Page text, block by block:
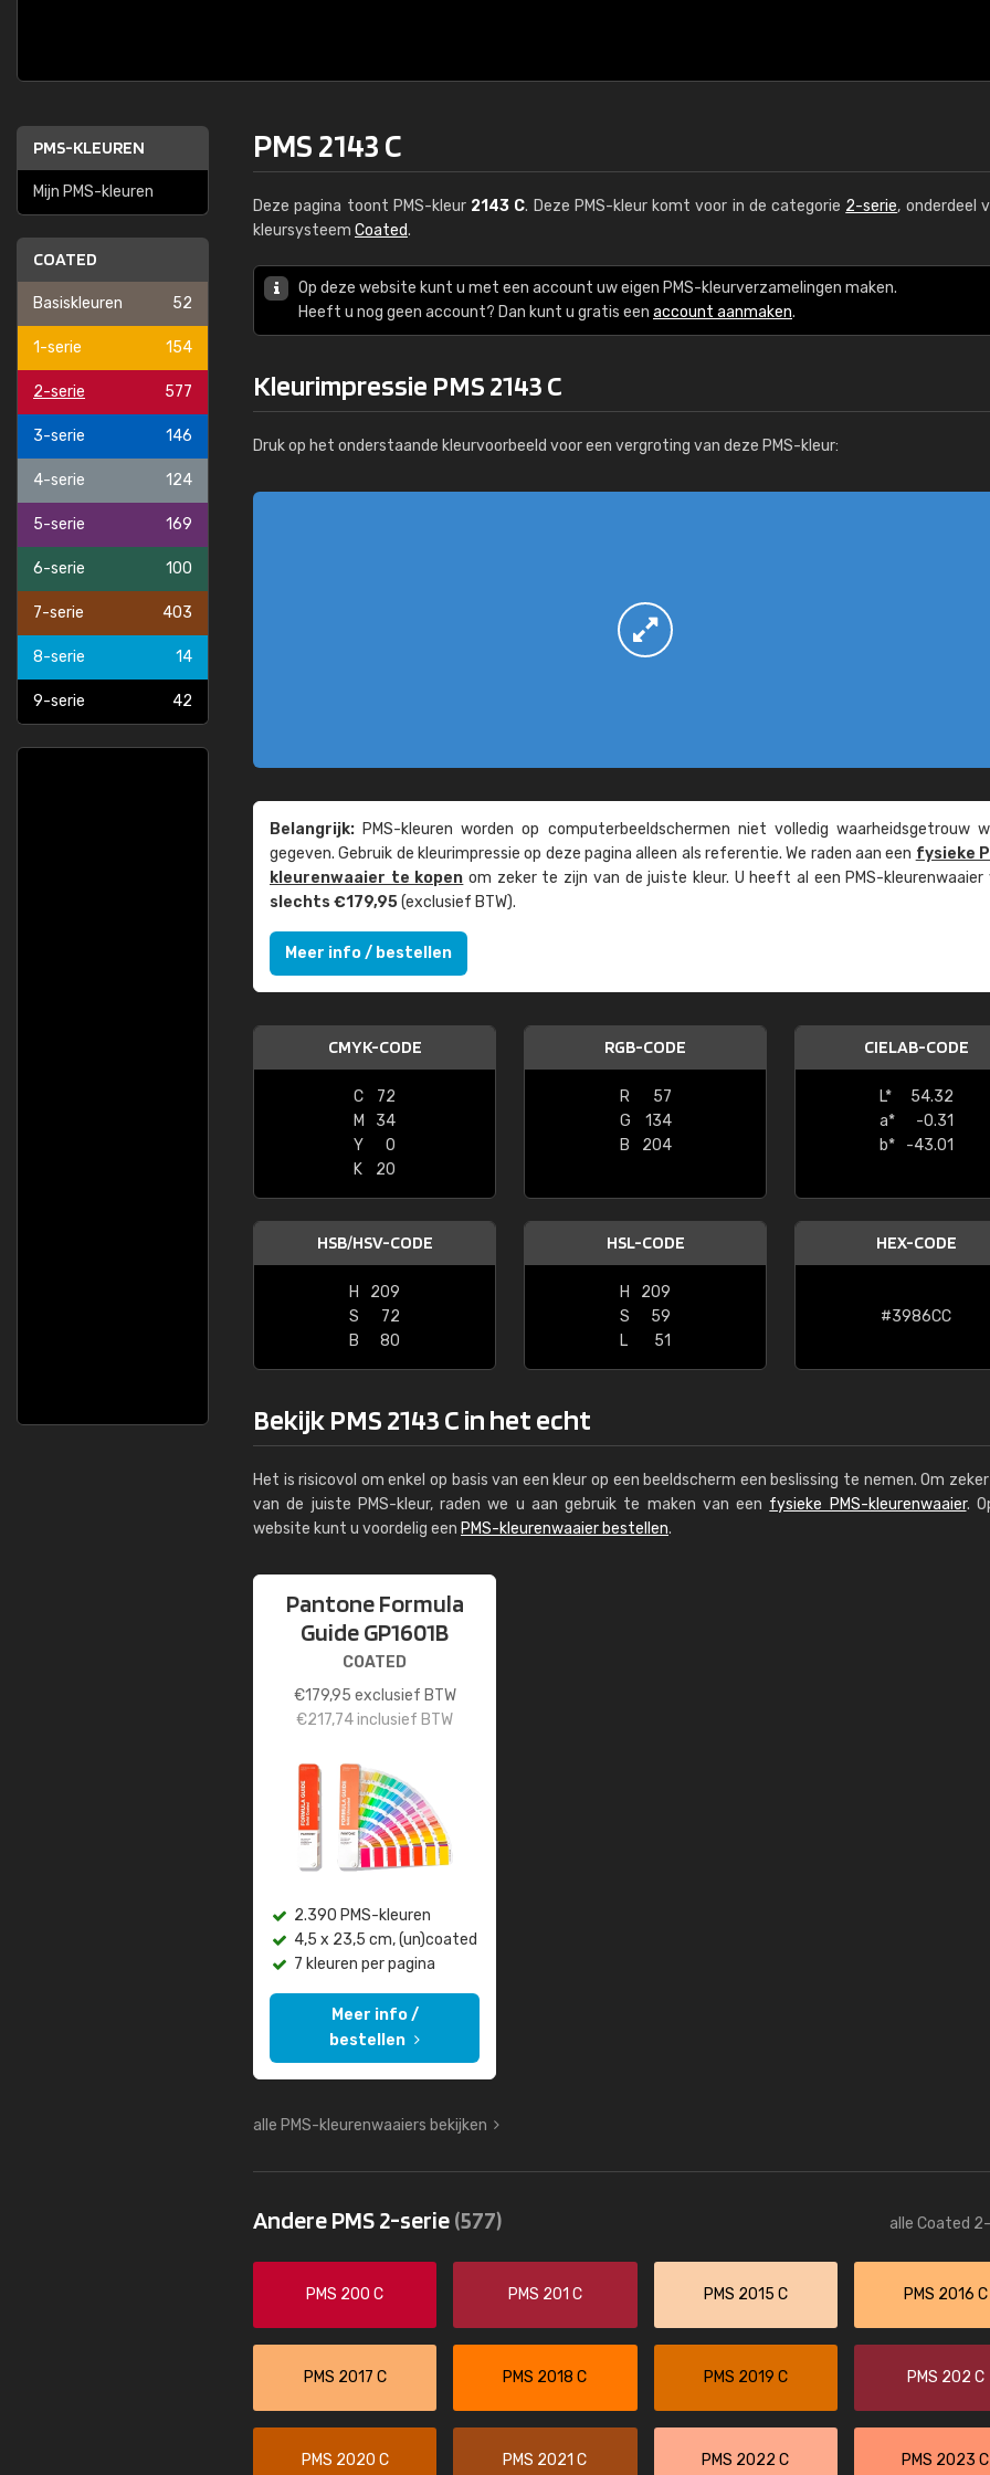
PMS-KLEUREN
Mijn PMS-kleuren
COATED
Basiskleuren 52
1-serie 154
2-serie 577
3-serie 146
4-serie 124
5-serie 169
6-serie 100
7-serie 403
8-serie 14
9-serie 42
PMS 2143 C
Deze pagina toont PMS-kleur 2143 C. Deze PMS-kleur komt voor in de categorie 2-serie, onderdeel
kleursysteem Coated.
Op deze website kunt u met een account uw eigen PMS-kleurverzamelingen maken.
Heeft u nog geen account? Dan kunt u gratis een account aanmaken.
Kleurimpressie PMS 2143 C
Druk op het onderstaande kleurvoorbeeld voor een vergroting van deze PMS-kleur:
Belangrijk: PMS-kleuren worden op computer­beeld­schermen niet volledig waarheids­­getrouw
gegeven. Gebruik de kleur­impressie op deze pagina alleen als referentie. We raden aan een fysieke
kleuren­waaier te kopen om zeker te zijn van de juiste kleur. U heeft al een PMS-kleuren­waaier
slechts €179,95(exclusief BTW).
Meer info / bestellen
CMYK-CODE
C
72
M
34
Y
0
K
20
RGB-CODE
R
57
G
134
B
204
CIELAB-CODE
L*
54.32
a*
-0.31
b*
-43.01
HSB/HSV-CODE
H
209
S
72
B
80
HSL-CODE
H
209
S
59
L
51
HEX-CODE
#3986CC
Bekijk PMS 2143 C in het echt
Het is risicovol om enkel op basis van een kleur op een beeldscherm een beslissing te nemen. Om
van de juiste PMS-kleur, raden we u aan gebruik te maken van een fysieke PMS-kleurenwaaier.
website kunt u voordelig een PMS-kleurenwaaier bestellen.
Pantone Formula
Guide GP1601B
COATED
€179,95 exclusief BTW
€217,74inclusief BTW
2.390 PMS-kleuren
4,5 x 23,5 cm, (un)coated
7 kleuren per pagina
Meer info /
bestellen
alle PMS-kleurenwaaiers bekijken
Andere PMS 2-serie(577) alle Coated
PMS 200 C PMS 201 C PMS 2015 C PMS 2016 C
PMS 2017 C PMS 2018 C PMS 2019 C PMS 202 C
PMS 2020 C PMS 2021 C PMS 2022 C PMS 2023 C
"Super snelle service en zeer